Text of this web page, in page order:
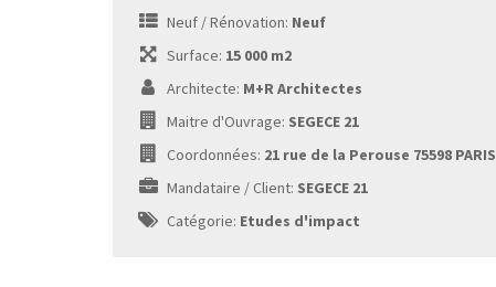
Neuf / Rénovation: Neuf
Surface: 15 000 m2
Architecte: M+R Architectes
Maitre d'Ouvrage: SEGECE 21
Coordonnées: 21 rue de la Perouse 75598 PARIS
Mandataire / Client: SEGECE 21
Catégorie: Etudes d'impact